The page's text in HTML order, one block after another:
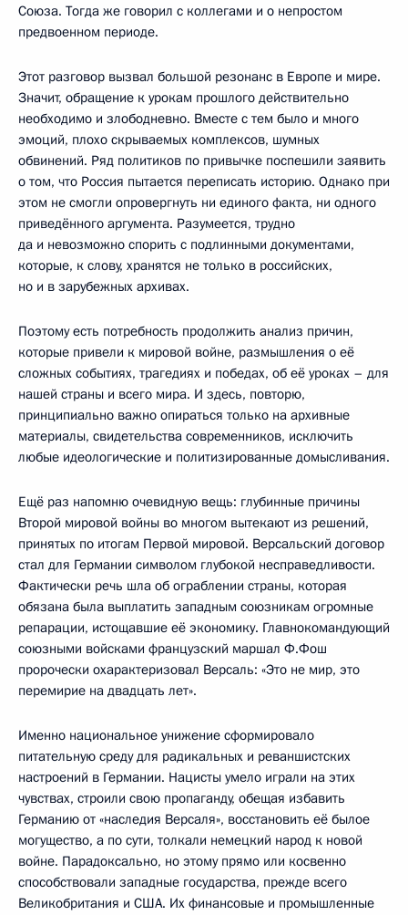
Союза. Тогда же говорил с коллегами и о непростом
предвоенном периоде.
Этот разговор вызвал большой резонанс в Европе и мире.
Значит, обращение к урокам прошлого действительно
необходимо и злободневно. Вместе с тем было и много
эмоций, плохо скрываемых комплексов, шумных
обвинений. Ряд политиков по привычке поспешили заявить
о том, что Россия пытается переписать историю. Однако при
этом не смогли опровергнуть ни единого факта, ни одного
приведённого аргумента. Разумеется, трудно
да и невозможно спорить с подлинными документами,
которые, к слову, хранятся не только в российских,
но и в зарубежных архивах.
Поэтому есть потребность продолжить анализ причин,
которые привели к мировой войне, размышления о её
сложных событиях, трагедиях и победах, об её уроках – для
нашей страны и всего мира. И здесь, повторю,
принципиально важно опираться только на архивные
материалы, свидетельства современников, исключить
любые идеологические и политизированные домысливания.
Ещё раз напомню очевидную вещь: глубинные причины
Второй мировой войны во многом вытекают из решений,
принятых по итогам Первой мировой. Версальский договор
стал для Германии символом глубокой несправедливости.
Фактически речь шла об ограблении страны, которая
обязана была выплатить западным союзникам огромные
репарации, истощавшие её экономику. Главнокомандующий
союзными войсками французский маршал Ф.Фош
пророчески охарактеризовал Версаль: «Это не мир, это
перемирие на двадцать лет».
Именно национальное унижение сформировало
питательную среду для радикальных и реваншистских
настроений в Германии. Нацисты умело играли на этих
чувствах, строили свою пропаганду, обещая избавить
Германию от «наследия Версаля», восстановить её былое
могущество, а по сути, толкали немецкий народ к новой
войне. Парадоксально, но этому прямо или косвенно
способствовали западные государства, прежде всего
Великобритания и США. Их финансовые и промышленные